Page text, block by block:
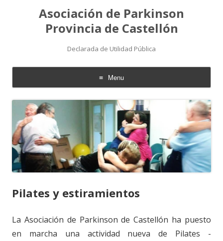
Asociación de Parkinson
Provincia de Castellón
Declarada de Utilidad Pública
Menu
Skip
to
content
Pilates y estiramientos
La Asociación de Parkinson de Castellón ha puesto
en marcha una actividad nueva de Pilates -